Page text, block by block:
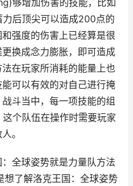
够增加伤害的技能，比如
后顶尖可以造成200点的
强度的伤害上已经算是很
换成念力膨胀，即可造成
在玩家所消耗的能量上也
可以有效的对自己进行掩
斗当中，每一项技能的组
个队伍在操作时需要玩家
。
全球姿势就是力量队方法
想了解洛克王国：全球姿势